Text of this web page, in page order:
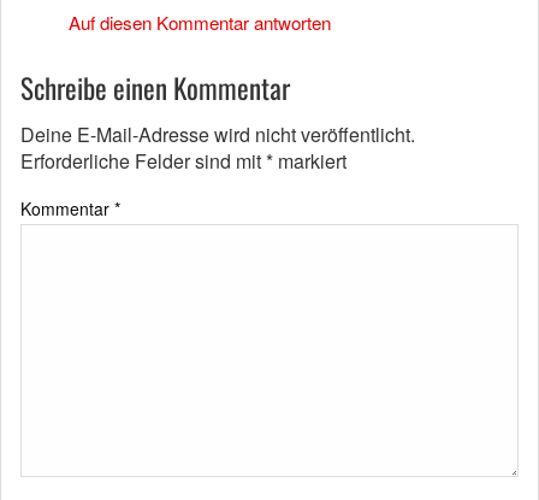
Auf diesen Kommentar antworten
Schreibe einen Kommentar
Deine E-Mail-Adresse wird nicht veröffentlicht.
Erforderliche Felder sind mit* markiert
Kommentar *